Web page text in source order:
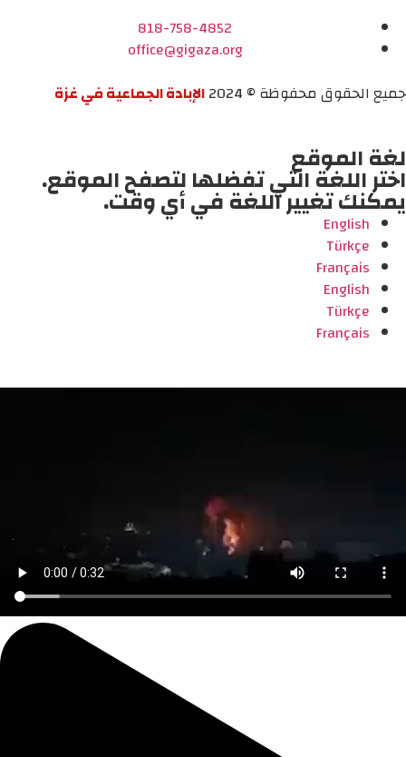
818-758-4852
office@gigaza.org
جميع الحقوق محفوظة © 2024
الإبادة الجماعية في غزة
لغة الموقع
اختر اللغة التي تفضلها لتصفح الموقع.
يمكنك تغيير اللغة في أي وقت.
English
Türkçe
Français
English
Türkçe
Français